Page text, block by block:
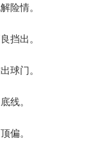
险情。
挡出。
球门。
线。
偏。